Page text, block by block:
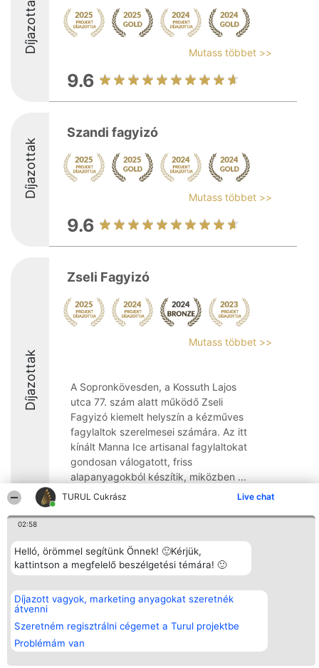
TURUL Cukrász Live chat
02:58
Helló, örömmel segítünk Önnek! 🙂Kérjük,
kattintson a megfelelő beszélgetési témára! 🙂
Díjazott vagyok, marketing anyagokat szeretnék
átvenni
Szeretném regisztrálni cégemet a Turul projektbe
Problémám van
Díjazottak Mutass többet >>
9.6
Díjazottak
Szandi fagyizó
Mutass többet >>
9.6
Díjazottak
Zseli Fagyizó
Mutass többet >>
A Sopronkövesden, a Kossuth Lajos
utca 77. szám alatt működő Zseli
Fagyizó kiemelt helyszín a kézműves
fagylaltok szerelmesei számára. Az itt
kínált Manna Ice artisanal fagylaltokat
gondosan válogatott, friss
alapanyagokból készítik, miközben ...
8.2
Rangsorszervező
SC Beautiful Company S.R.L.
Bulevardul Aleea Timișul De
4, Ap. 13
Bukarest 53-238
tel: +363 033 425 71
Népszavazás
Nyertesek
Az összes
listája
Szabályok
Polityka
Elérhetőség